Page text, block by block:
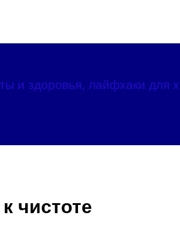
и здоровья, лайфхаки для
чистоте